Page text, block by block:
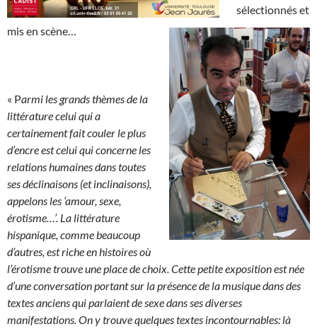
sélectionnés et
mis en scène…
« Parmi les grands thèmes de la
littérature celui qui a
certainement fait couler le plus
d’encre est celui qui concerne les
relations humaines dans toutes
ses déclinaisons (et inclinaisons),
appelons les ‘amour, sexe,
érotisme…’. La littérature
hispanique, comme beaucoup
d’autres, est riche en histoires où
l’érotisme trouve une place de choix. Cette petite exposition est née
d’une conversation portant sur la présence de la musique dans des
textes anciens qui parlaient de sexe dans ses diverses
manifestations. On y trouve quelques textes incontournables: là